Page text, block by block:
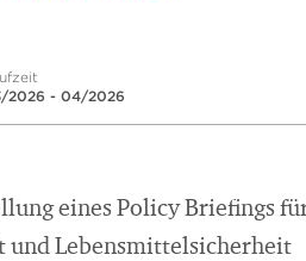
2026 - 04/2026
eines Policy Briefings
und Lebensmittelsicherheit